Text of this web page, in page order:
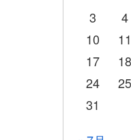
3
4
10
11
17
18
24
25
31